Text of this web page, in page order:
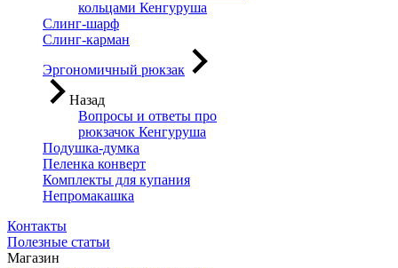
кольцами Кенгуруша
Слинг-шарф
Слинг-карман
Эргономичный рюкзак
Назад
Вопросы и ответы про
рюкзачок Кенгуруша
Подушка-думка
Пеленка конверт
Комплекты для купания
Непромакашка
Контакты
Полезные статьи
Магазин